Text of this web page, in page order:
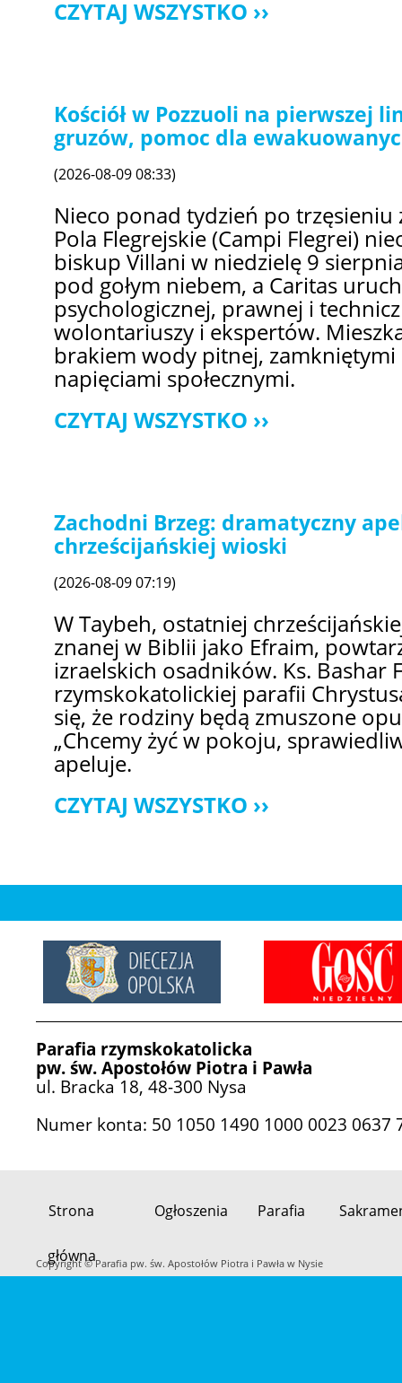
CZYTAJ WSZYSTKO
Kościół w Pozzuoli na pierwszej
gruzów, pomoc dla
(2026-08-09 08:33)
Nieco ponad tydzień po trzęsieniu
Pola Flegrejskie (Campi Flegrei)
biskup Villani w niedzielę 9
pod gołym niebem, a Caritas
psychologicznej, prawnej i
wolontariuszy i ekspertów.
brakiem wody pitnej, zamkniętymi
napięciami społecznymi.
CZYTAJ WSZYSTKO
Zachodni Brzeg: dramatyczny
chrześcijańskiej wioski
(2026-08-09 07:19)
W Taybeh, ostatniej
znanej w Biblii jako Efraim,
izraelskich osadników. Ks. Bashar
rzymskokatolickiej parafii
się, że rodziny będą zmuszone
„Chcemy żyć w pokoju,
apeluje.
CZYTAJ WSZYSTKO
Parafia rzymskokatolicka
pw. św. Apostołów Piotra i Pawła
ul. Bracka 18, 48-300 Nysa
Numer konta: 50 1050 1490 1000 0023 0637
PrzeskoczStrona
główna
Ogłoszenia Parafia
Copyright © Parafia pw. św. Apostołów Piotra i Pawła w Nysie